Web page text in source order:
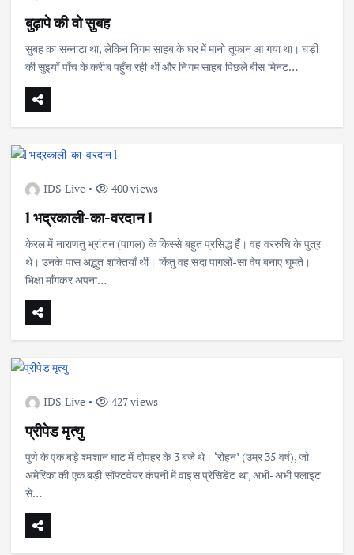
बुढ़ापे की वो सुबह
सुबह का सन्नाटा था, लेकिन निगम साहब के घर में मानो तूफान आ गया था। घड़ी
की सुइयाँ पाँच के करीब पहुँच रही थीं और निगम साहब पिछले बीस मिनट…
IDS Live 400 views
l भद्रकाली-का-वरदान l
केरल में नाराणतु भ्रांतन (पागल) के किस्से बहुत प्रसिद्ध हैं। वह वररुचि के पुत्र
थे। उनके पास अद्भुत शक्तियाँ थीं। किंतु वह सदा पागलों-सा वेष बनाए घूमते।
भिक्षा माँगकर अपना…
IDS Live 427 views
प्रीपेड मृत्यु
पुणे के एक बड़े श्मशान घाट में दोपहर के 3 बजे थे। ‘रोहन’ (उम्र 35 वर्ष), जो
अमेरिका की एक बड़ी सॉफ्टवेयर कंपनी में वाइस प्रेसिडेंट था, अभी-अभी फ्लाइट
से…